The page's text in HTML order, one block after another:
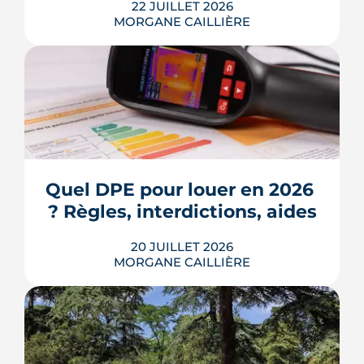
22 JUILLET 2026
MORGANE CAILLIÈRE
Écoles, base de loisirs, transports,
projets urbains et prix au m2 : le guide
3e ville de Haute-Garonne.
LIRE L'ARTICLE
Quel DPE pour louer en 2026
? Règles, interdictions, aides
20 JUILLET 2026
MORGANE CAILLIÈRE
En 2026, un logement doit être classé
au moins F au DPE pour être loué en